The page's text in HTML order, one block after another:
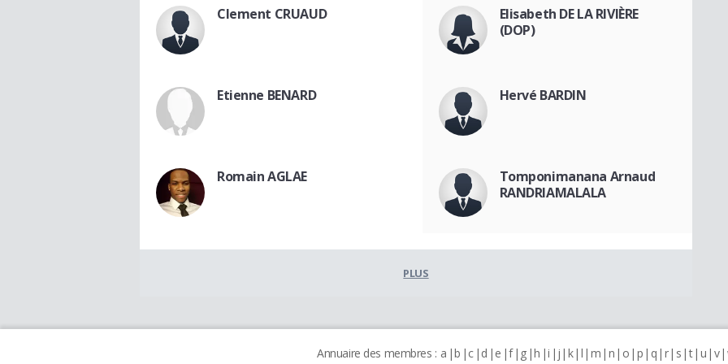
Clement CRUAUD
Elisabeth DE LA RIVIÈRE
(DOP)
Etienne BENARD Hervé BARDIN
Romain AGLAE
Tomponimanana Arnaud
RANDRIAMALALA
PLUS
Annuaire des membres : a b c d e f g h i j k l m n o p q r s t u v